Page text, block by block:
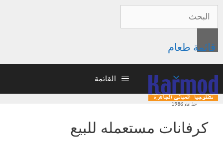
قائمة طعام
القائمة
كرفانات مستعمله للبيع